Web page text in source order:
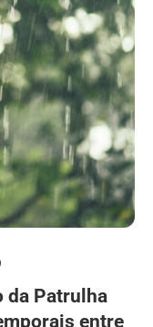
da Patrulha
entre